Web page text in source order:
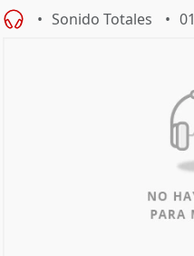
Sonido Totales